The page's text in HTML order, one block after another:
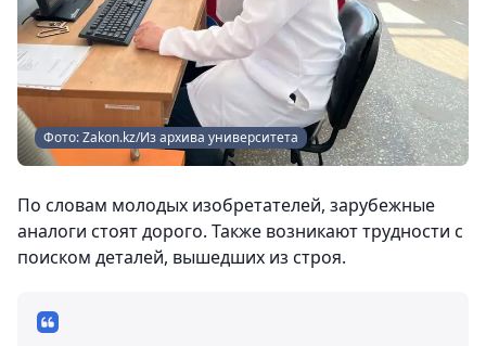
Фото: Zakon.kz/Из архива университета
По словам молодых изобретателей, зарубежные
аналоги стоят дорого. Также возникают трудности с
поиском деталей, вышедших из строя.